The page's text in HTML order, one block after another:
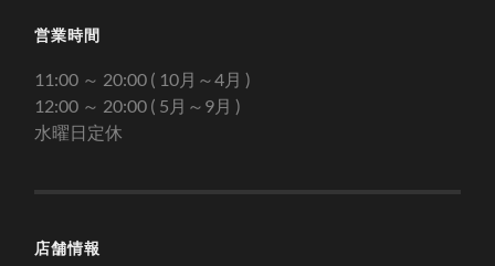
営業時間
11:00 ～ 20:00 ( 10月～4月 )
12:00 ～ 20:00 ( 5月～9月 )
水曜日定休
店舗情報